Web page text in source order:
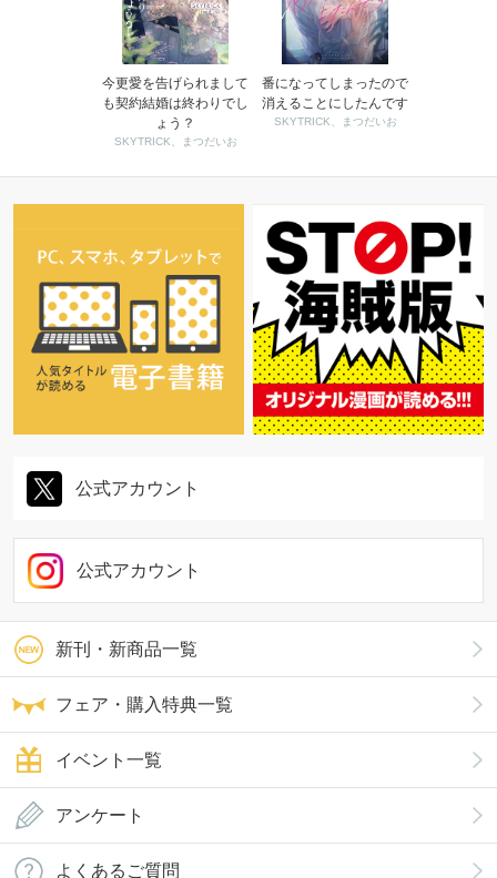
今更愛を告げられまして
も契約結婚は終わりでし
ょう？
SKYTRICK、まつだいお
番になってしまったので
消えることにしたんです
SKYTRICK、まつだいお
新刊・新商品一覧
フェア・購入特典一覧
イベント一覧
公式アカウント
公式アカウント
アンケート
よくあるご質問